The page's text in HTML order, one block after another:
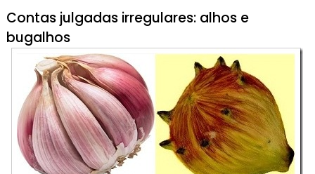
Contas julgadas irregulares: alhos e
bugalhos